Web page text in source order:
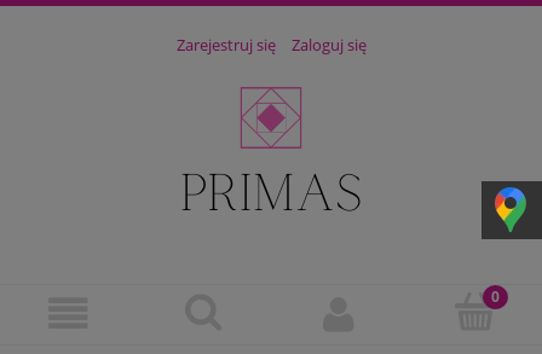
Zarejestruj się Zaloguj się